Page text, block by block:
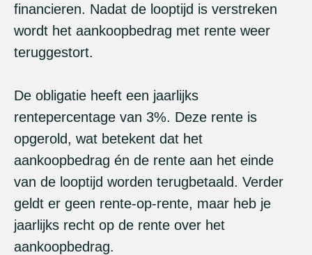
financieren. Nadat de looptijd is verstreken
wordt het aankoopbedrag met rente weer
teruggestort.
De obligatie heeft een jaarlijks
rentepercentage van 3%. Deze rente is
opgerold, wat betekent dat het
aankoopbedrag én de rente aan het einde
van de looptijd worden terugbetaald. Verder
geldt er geen rente-op-rente, maar heb je
jaarlijks recht op de rente over het
aankoopbedrag.